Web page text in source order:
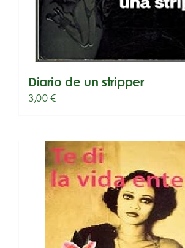
Diario de un stripper
3,00€